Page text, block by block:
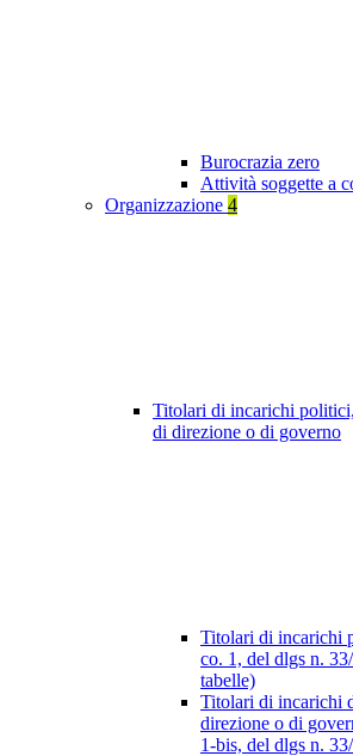
Burocrazia zero
Attività soggette a
Organizzazione 4
Titolari di incarichi
di direzione o di governo
Titolari di incarichi
co. 1, del dlgs n.
tabelle)
Titolari di incarichi
direzione o di
1-bis, del dlgs n.